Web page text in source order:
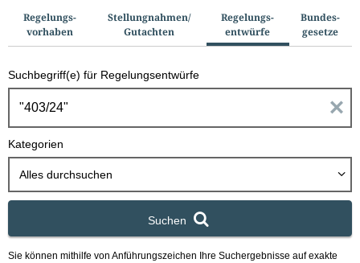
u
c
h
o
Regelungs­
vorhaben
Stellungnahmen/​
Gutachten
Regelungs­
entwürfe
Bundes­
gesetze
Suchbegriff(e) für Regelungsentwürfe
n
g
a
Kategorien
Alles durchsuchen
Suchen
Sie können mithilfe von Anführungszeichen Ihre Suchergebnisse auf exakte